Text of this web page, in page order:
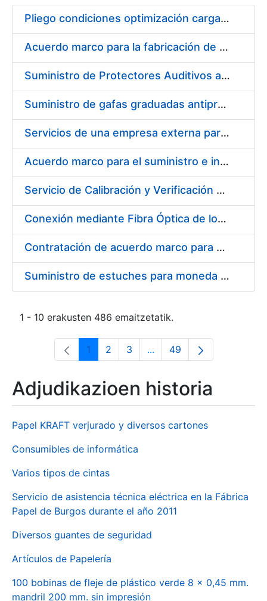
Erakutsi/Ezkutatu
Pliego condiciones optimización cargas compras firmado
Acuerdo marco para la fabricación de piezas
Suministro de Protectores Auditivos a medida para las personas trabajadoras de los Centros de Trabajo de Madrid y Burgos
Suministro de gafas graduadas antiproyecciones para los trabajadores de la FNMT-RCM en los centros de trabajo de Madrid y Burgos
Servicios de una empresa externa para el asesoramiento y resolución de los recursos de alzada que se presentan relacionados con procesos de selección para la FNMT-RCM
Acuerdo marco para el suministro e instalación de persianas, estores y otros complementos
Servicio de Calibración y Verificación Externa de los Equipos de Medición del Servicio de Prevención de la FNMT-RCM
Conexión mediante Fibra Óptica de los Centros de Proceso de Datos (CPDs) de las sedes de la FNMT-RCM de Burgos y Madrid
Contratación de acuerdo marco para el Suministro de Material de Electricidad para la Fábrica Nacional de Moneda y Timbre-Real Casa de la Moneda en su centro de trabajo de Burgos
Suministro de estuches para moneda de 30 €
1 - 10 erakusten 486 emaitzetatik.
Orrialdea
1 Orrialdea
2 Orrialdea
3 ...Intermediate Pages Use
Orrialdea
49
Adjudikazioen historia
Papel KRAFT verjurado y diversos cartones
Consumibles de informática
Varios tipos de cintas
Servicio de asistencia técnica eléctrica en la Fábrica
Papel de Burgos durante el año 2011
Diversos guantes de seguridad
Artículos de Papelería
100 bobinas de fleje de plástico verde 8 x 0,45 mm.
mandril 200 mm. sin impresión